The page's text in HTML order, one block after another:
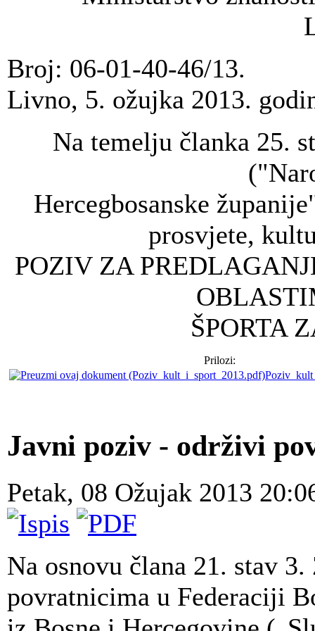
Broj: 06-01-40-46/13.
Livno, 5. ožujka 2013.
Na temelju članka 25.
Hercegbosanske
prosvjete,
POZIV ZA
ŠPORTA
Prilozi:
Javni poziv - održivi
Petak, 08 Ožujak 2013
Na osnovu člana 21. stav
povratnicima u Federaciji